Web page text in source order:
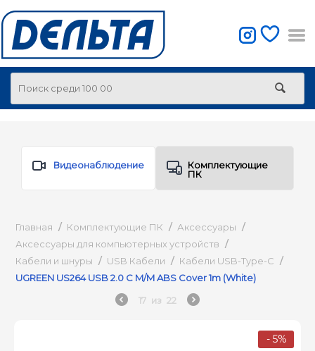
Видеонаблюдение
Комплектующие
ПК
Главная / Комплектующие ПК / Аксессуары /
Аксессуары для компьютерных устройств /
Кабели и шнуры / USB Кабели / Кабели USB-Type-C /
UGREEN US264 USB 2.0 C M/M ABS Cover 1m (White)
17 из 22
- 5%